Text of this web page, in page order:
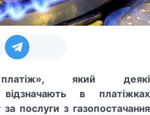
платіж», який деякі
в платіжках
послуги з газопостачання